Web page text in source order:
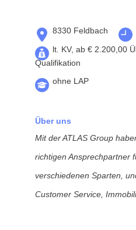
8330 Feldbach
lt. KV, ab € 2.200,00
Qualifikation
ohne LAP
Über uns
Mit der ATLAS Group
richtigen Ansprechpartner
verschiedenen Sparten,
Customer Service,